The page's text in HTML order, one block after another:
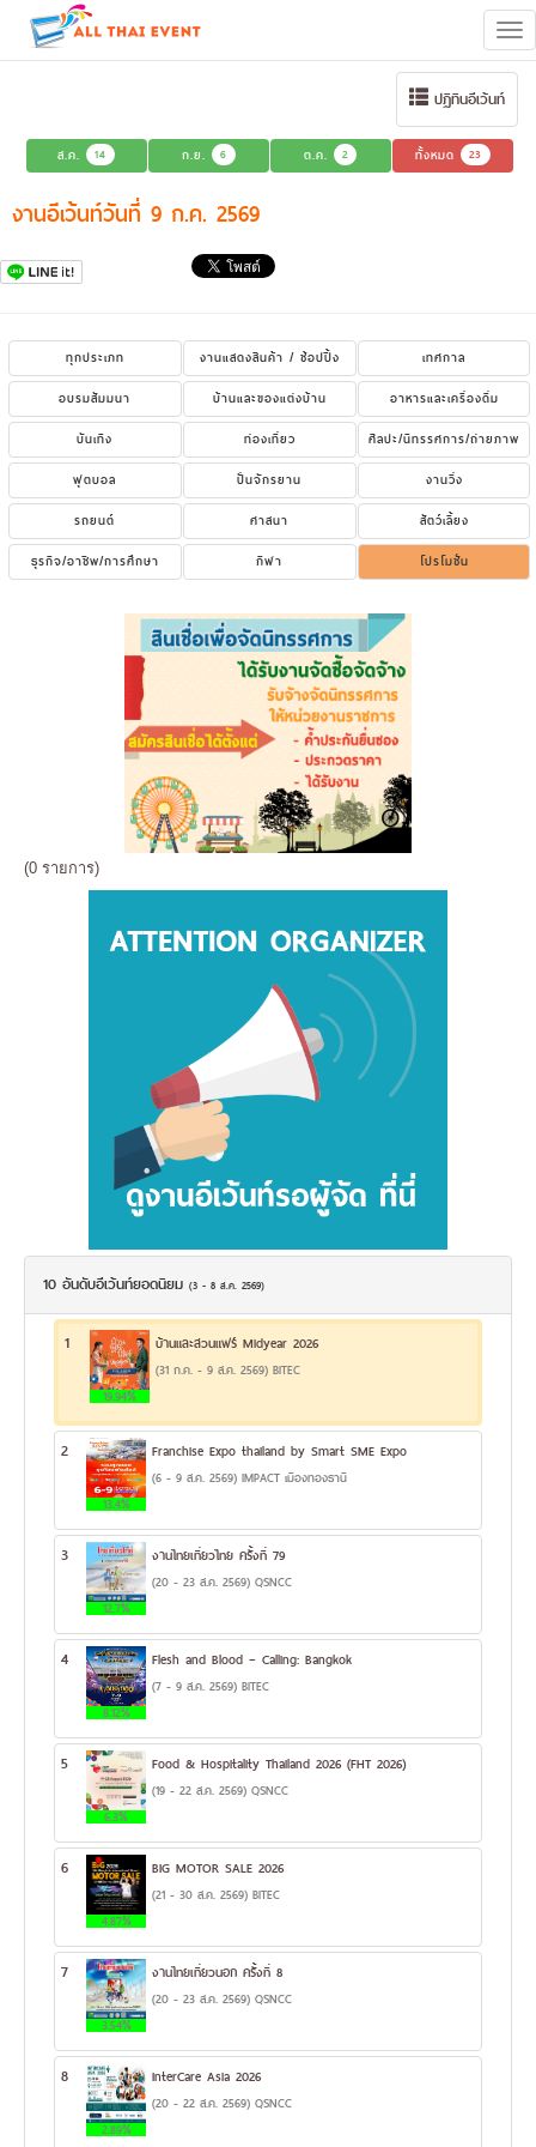
ปฏิทินอีเว้นท์
ส.ค. 14 ก.ย. 6 ต.ค. 2 ทั้งหมด 23
งานอีเว้นท์วันที่ 9 ก.ค. 2569
ทุกประเภท งานแสดงสินค้า / ช้อปปิ้ง
เทศกาล
อบรมสัมมนา
บ้านและของแต่งบ้าน
อาหารและเครื่องดื่ม
บันเทิง
ท่องเที่ยว
ศิลปะ/นิทรรศการ/ถ่ายภาพ
ฟุตบอล
ปั่นจักรยาน
งานวิ่ง
รถยนต์
ศาสนา
สัตว์เลี้ยง
ธุรกิจ/อาชีพ/การศึกษา
กีฬา โปรโมชั่น
(0 รายการ)
10 อันดับอีเว้นท์ยอดนิยม (3 - 8 ส.ค. 2569)
1
19.94%
บ้านและสวนแฟร์ Midyear 2026
(31 ก.ค. - 9 ส.ค. 2569) BITEC
2
13.4%
Franchise Expo thailand by Smart SME Expo
(6 - 9 ส.ค. 2569) IMPACT เมืองทองธานี
3
12.7%
งานไทยเที่ยวไทย ครั้งที่ 79
(20 - 23 ส.ค. 2569) QSNCC
4
8.12%
Flesh and Blood – Calling: Bangkok
(7 - 9 ส.ค. 2569) BITEC
5
6.3%
Food & Hospitality Thailand 2026 (FHT 2026)
(19 - 22 ส.ค. 2569) QSNCC
6
4.87%
BIG MOTOR SALE 2026
(21 - 30 ส.ค. 2569) BITEC
7
3.54%
งานไทยเที่ยวนอก ครั้งที่ 8
(20 - 23 ส.ค. 2569) QSNCC
8
2.89%
InterCare Asia 2026
(20 - 22 ส.ค. 2569) QSNCC